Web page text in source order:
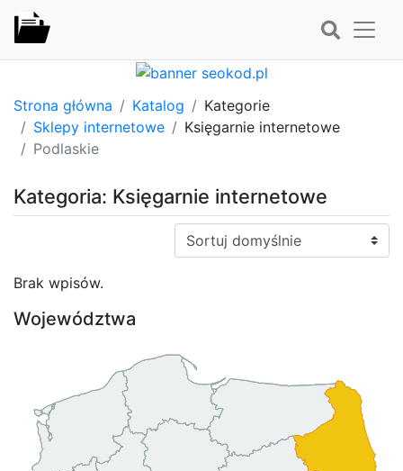
Strona główna Katalog
Kategorie
Sklepy internetowe
Księgarnie internetowe
Podlaskie
Kategoria: Księgarnie internetowe
Sortuj:
Brak wpisów.
Województwa